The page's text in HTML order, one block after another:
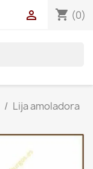
shopping_cart (0)

Lija amoladora